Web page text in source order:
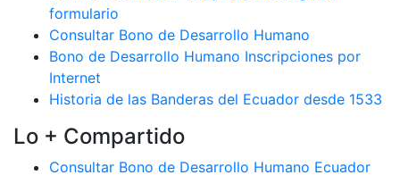
formulario
Consultar Bono de Desarrollo Humano
Bono de Desarrollo Humano Inscripciones por
Internet
Historia de las Banderas del Ecuador desde 1533
Lo + Compartido
Consultar Bono de Desarrollo Humano Ecuador